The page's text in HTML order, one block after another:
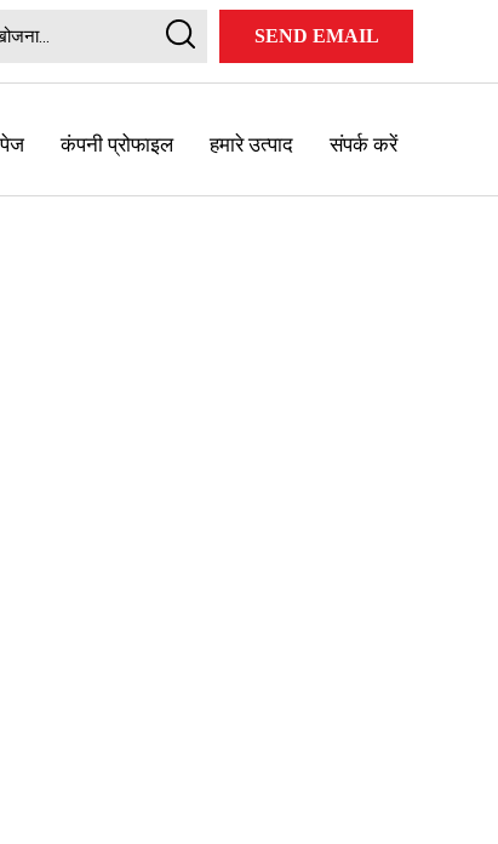
SEND EMAIL
पेज कंपनी प्रोफाइल हमारे उत्पाद संपर्क करें